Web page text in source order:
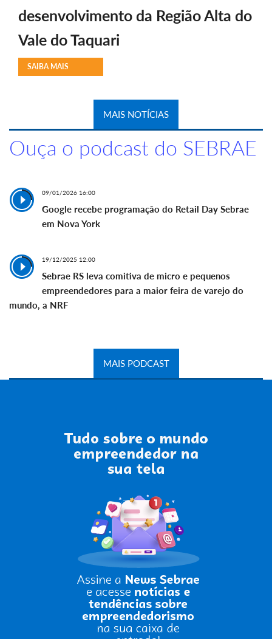
desenvolvimento da Região Alta do
Vale do Taquari
SAIBA MAIS
MAIS NOTÍCIAS
Ouça o podcast do SEBRAE
09/01/2026 16:00
Google recebe programação do Retail Day Sebrae
em Nova York
19/12/2025 12:00
Sebrae RS leva comitiva de micro e pequenos
empreendedores para a maior feira de varejo do
mundo, a NRF
MAIS PODCAST